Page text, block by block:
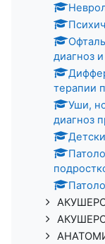
диагноз
терапии
Уши,
диагноз